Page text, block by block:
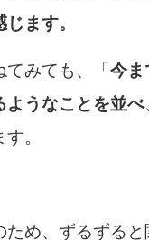
ます。
みても、「 今ま
ようなことを並べ
。
め、ずるずると